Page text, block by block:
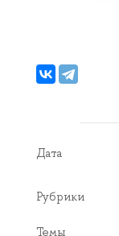
Дата
Рубрики
Темы